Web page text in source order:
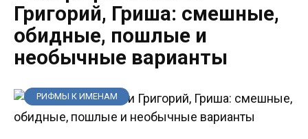
Григорий, Гриша: смешные,
обидные, пошлые и
необычные варианты
РИФМЫ К ИМЕНАМ